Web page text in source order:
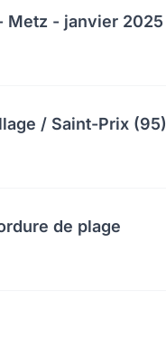
Metz - janvier 2025
/ Saint-Prix (95)
de plage